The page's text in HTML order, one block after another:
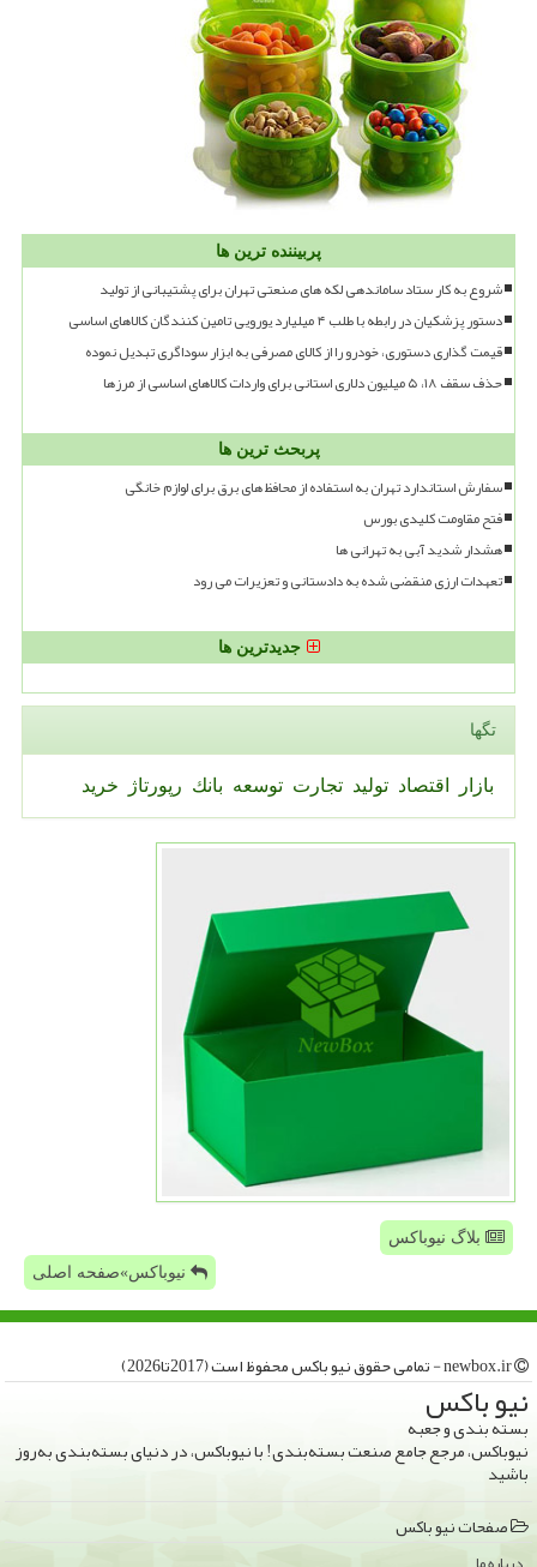
پربیننده ترین ها
شروع به کار ستاد ساماندهی لکه های صنعتی تهران برای پشتیبانی از تولید
دستور پزشکیان در رابطه با طلب ۴ میلیارد یورویی تامین کنندگان کالاهای اساسی
قیمت گذاری دستوری، خودرو را از کالای مصرفی به ابزار سوداگری تبدیل نموده
حذف سقف ۱۸، ۵ میلیون دلاری استانی برای واردات کالاهای اساسی از مرزها
پربحث ترین ها
سفارش استاندارد تهران به استفاده از محافظ های برق برای لوازم خانگی
فتح مقاومت کلیدی بورس
هشدار شدید آبی به تهرانی ها
تعهدات ارزی منقضی شده به دادستانی و تعزیرات می رود
جدیدترین ها
تگها
بازار اقتصاد تولید تجارت توسعه بانك رپورتاژ خرید
بلاگ نیوباکس
نیوباکس»صفحه اصلی
نیو باكس
بسته بندی و جعبه
نیوباکس، مرجع جامع صنعت بسته‌بندی! با نیوباکس، در دنیای بسته‌بندی به‌روز
باشید
صفحات نیو باكس